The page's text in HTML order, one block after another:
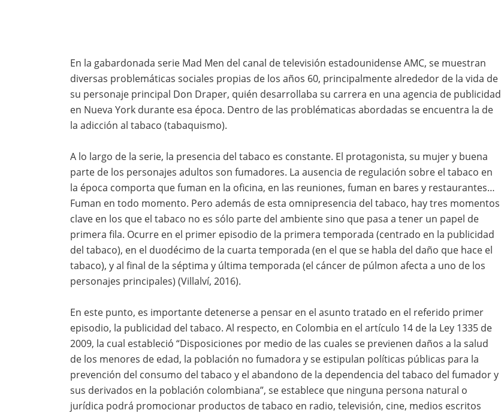
En la gabardonada serie Mad Men del canal de televisión estadounidense AMC, se muestran
diversas problemáticas sociales propias de los años 60, principalmente alrededor de la vida de
su personaje principal Don Draper, quién desarrollaba su carrera en una agencia de publicidad
en Nueva York durante esa época. Dentro de las problématicas abordadas se encuentra la de
la adicción al tabaco (tabaquismo).
A lo largo de la serie, la presencia del tabaco es constante. El protagonista, su mujer y buena
parte de los personajes adultos son fumadores. La ausencia de regulación sobre el tabaco en
la época comporta que fuman en la oficina, en las reuniones, fuman en bares y restaurantes…
Fuman en todo momento. Pero además de esta omnipresencia del tabaco, hay tres momentos
clave en los que el tabaco no es sólo parte del ambiente sino que pasa a tener un papel de
primera fila. Ocurre en el primer episodio de la primera temporada (centrado en la publicidad
del tabaco), en el duodécimo de la cuarta temporada (en el que se habla del daño que hace el
tabaco), y al final de la séptima y última temporada (el cáncer de púlmon afecta a uno de los
personajes principales) (Villalví, 2016).
En este punto, es importante detenerse a pensar en el asunto tratado en el referido primer
episodio, la publicidad del tabaco. Al respecto, en Colombia en el artículo 14 de la Ley 1335 de
2009, la cual estableció “Disposiciones por medio de las cuales se previenen daños a la salud
de los menores de edad, la población no fumadora y se estipulan políticas públicas para la
prevención del consumo del tabaco y el abandono de la dependencia del tabaco del fumador y
sus derivados en la población colombiana”, se establece que ninguna persona natural o
jurídica podrá promocionar productos de tabaco en radio, televisión, cine, medios escritos